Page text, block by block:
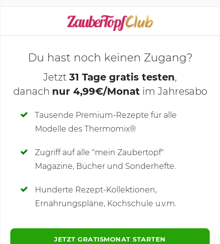
KOCHMODUS STARTEN
Deine Notizen
Du hast noch keinen Zugang?
Jetzt 31 Tage gratis testen,
danach nur 4,99€/Monat im Jahresabo
Tausende Premium-Rezepte für alle
Modelle des Thermomix®
Zugriff auf alle "mein Zaubertopf"
Magazine, Bücher und Sonderhefte.
Hunderte Rezept-Kollektionen,
Ernährungspläne, Kochschule u.v.m.
JETZT GRATISMONAT STARTEN
Kommentare